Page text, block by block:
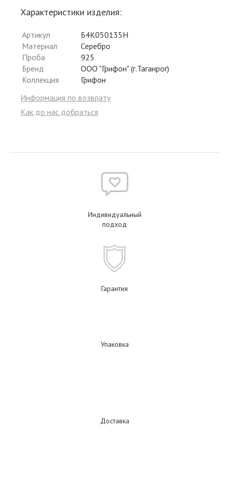
Характеристики изделия:
Артикул
Б4К050135Н
Материал
Серебро
Проба
925
Бренд
ООО "Грифон" (г.Таганрог)
Коллекция
Грифон
Информация по возврату
Как до нас добраться
Индивидуальный
подход
Гарантия
Упаковка
Доставка